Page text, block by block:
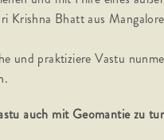
Krishna Bhatt aus
und praktiziere Vastu
auch mit Geomantie zu